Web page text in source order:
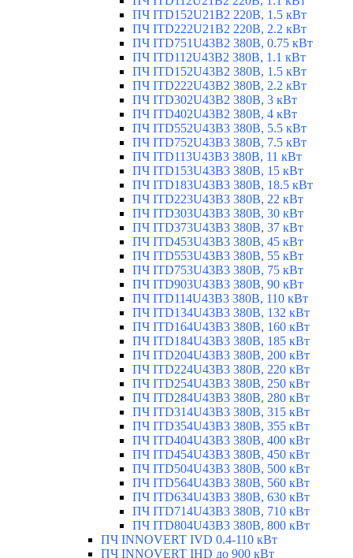
ПЧ ITD152U21B2 220В, 1.5 кВт
ПЧ ITD222U21B2 220В, 2.2 кВт
ПЧ ITD751U43B2 380В, 0.75 кВт
ПЧ ITD112U43B2 380В, 1.1 кВт
ПЧ ITD152U43B2 380В, 1.5 кВт
ПЧ ITD222U43B2 380В, 2.2 кВт
ПЧ ITD302U43B2 380В, 3 кВт
ПЧ ITD402U43B2 380В, 4 кВт
ПЧ ITD552U43B3 380В, 5.5 кВт
ПЧ ITD752U43B3 380В, 7.5 кВт
ПЧ ITD113U43B3 380В, 11 кВт
ПЧ ITD153U43B3 380В, 15 кВт
ПЧ ITD183U43B3 380В, 18.5 кВт
ПЧ ITD223U43B3 380В, 22 кВт
ПЧ ITD303U43B3 380В, 30 кВт
ПЧ ITD373U43B3 380В, 37 кВт
ПЧ ITD453U43B3 380В, 45 кВт
ПЧ ITD553U43B3 380В, 55 кВт
ПЧ ITD753U43B3 380В, 75 кВт
ПЧ ITD903U43B3 380В, 90 кВт
ПЧ ITD114U43B3 380В, 110 кВт
ПЧ ITD134U43B3 380В, 132 кВт
ПЧ ITD164U43B3 380В, 160 кВт
ПЧ ITD184U43B3 380В, 185 кВт
ПЧ ITD204U43B3 380В, 200 кВт
ПЧ ITD224U43B3 380В, 220 кВт
ПЧ ITD254U43B3 380В, 250 кВт
ПЧ ITD284U43B3 380В, 280 кВт
ПЧ ITD314U43B3 380В, 315 кВт
ПЧ ITD354U43B3 380В, 355 кВт
ПЧ ITD404U43B3 380В, 400 кВт
ПЧ ITD454U43B3 380В, 450 кВт
ПЧ ITD504U43B3 380В, 500 кВт
ПЧ ITD564U43B3 380В, 560 кВт
ПЧ ITD634U43B3 380В, 630 кВт
ПЧ ITD714U43B3 380В, 710 кВт
ПЧ ITD804U43B3 380В, 800 кВт
ПЧ INNOVERT IVD 0.4-110 кВт
ПЧ INNOVERT IHD до 900 кВт